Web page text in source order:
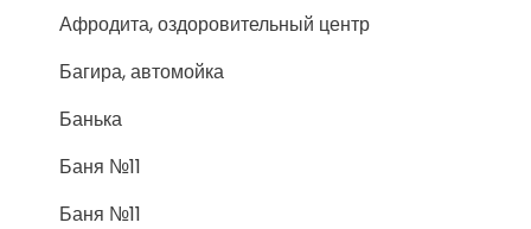
Афродита, оздоровительный центр
Багира, автомойка
Банька
Баня №11
Баня №11